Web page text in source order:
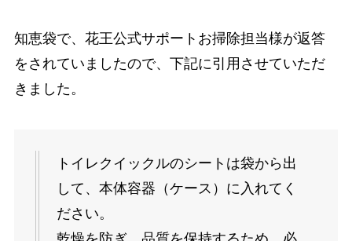
知恵袋で、花王公式サポートお掃除担当様が返答
をされていましたので、下記に引用させていただ
きました。
トイレクイックルのシートは袋から出
して、本体容器（ケース）に入れてく
ださい。